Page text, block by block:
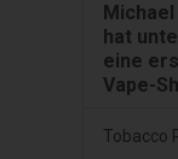
hat
eine
Vape-
Tobacco